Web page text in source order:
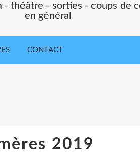
théâtre - sorties - coups de
en général
CONTACT
2019